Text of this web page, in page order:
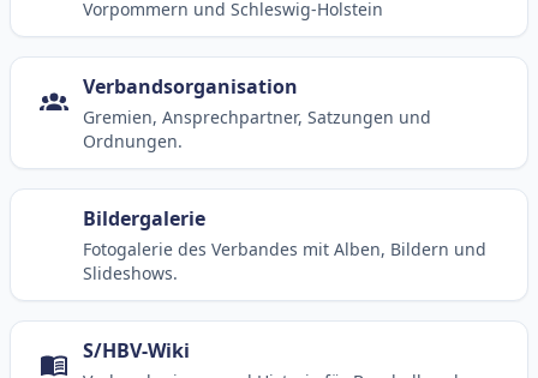
Vorpommern und Schleswig-Holstein
Verbandsorganisation
Gremien, Ansprechpartner, Satzungen und
Ordnungen.
Bildergalerie
Fotogalerie des Verbandes mit Alben, Bildern und
Slideshows.
S/HBV-Wiki